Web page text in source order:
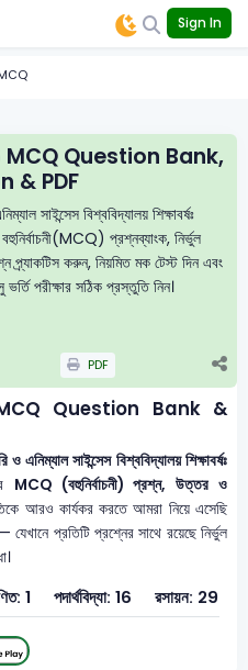
Sign In
MCQ
Question Bank,
& PDF
সাইন্সেস বিশ্ববিদ্যালয় শিক্ষাবর্ষঃ
প্রশ্নব্যাংক, নির্ভুল
প্র্যাকটিস করুন, নিয়মিত মক টেস্ট দিন এবং
পরীক্ষার সঠিক প্রস্তুতি নিন।
PDF
Question Bank &
ও এনিম্যাল সাইন্সেস বিশ্ববিদ্যালয় শিক্ষাবর্ষঃ
MCQ (বহুনির্বাচনী) প্রশ্ন, উত্তর ও
আরও কার্যকর করতে আমরা নিয়ে এসেছি
প্রতিটি প্রশ্নের সাথে রয়েছে নির্ভুল
1 পদার্থবিদ্যা: 16 রসায়ন: 29